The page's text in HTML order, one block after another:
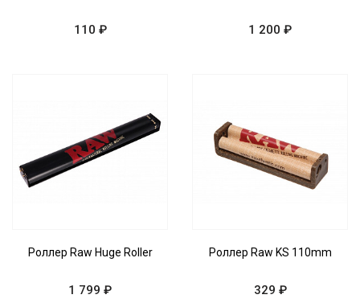
110 ₽ 1 200 ₽
Роллер Raw Huge Roller
1 799 ₽
Роллер Raw KS 110mm
329 ₽